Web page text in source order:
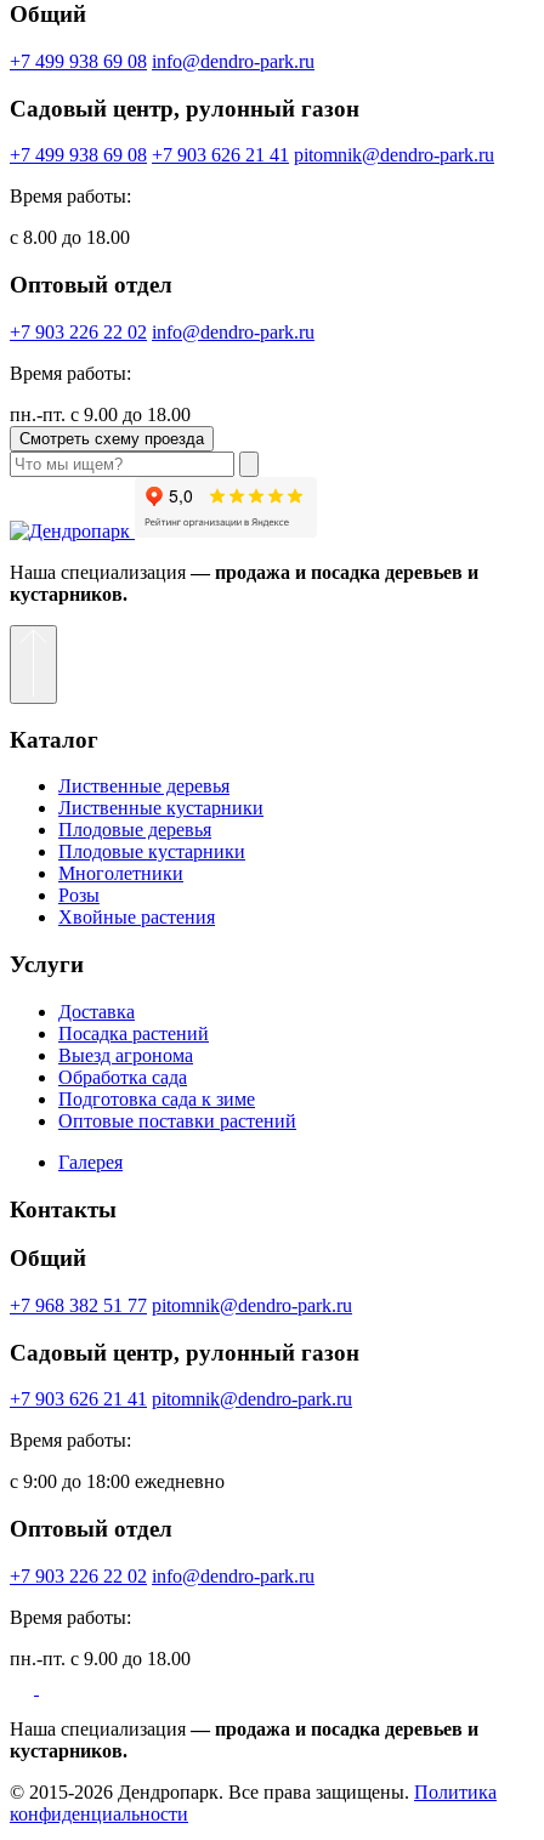
Общий
+7 499 938 69 08 info@dendro-park.ru
Садовый центр, рулонный газон
+7 499 938 69 08 +7 903 626 21 41 pitomnik@dendro-park.ru
Время работы:
с 8.00 до 18.00
Оптовый отдел
+7 903 226 22 02 info@dendro-park.ru
Время работы:
пн.-пт. с 9.00 до 18.00
Смотреть схему проезда
Наша специализация— продажа и посадка деревьев и
кустарников.
Каталог
Лиственные деревья
Лиственные кустарники
Плодовые деревья
Плодовые кустарники
Многолетники
Розы
Хвойные растения
Услуги
Доставка
Посадка растений
Выезд агронома
Обработка сада
Подготовка сада к зиме
Оптовые поставки растений
Галерея
Контакты
Общий
+7 968 382 51 77 pitomnik@dendro-park.ru
Садовый центр, рулонный газон
+7 903 626 21 41 pitomnik@dendro-park.ru
Время работы:
с 9:00 до 18:00 ежедневно
Оптовый отдел
+7 903 226 22 02 info@dendro-park.ru
Время работы:
пн.-пт. с 9.00 до 18.00
Наша специализация— продажа и посадка деревьев и
кустарников.
© 2015-2026 Дендропарк. Все права защищены. Политика
конфиденциальности